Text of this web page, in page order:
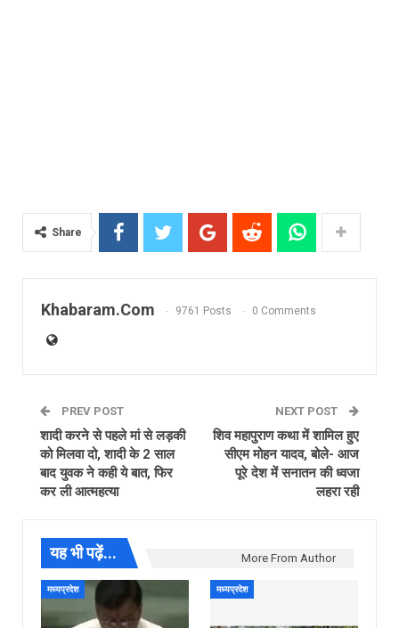
Share
Khabaram.Com 9761 Posts 0 Comments
PREV POST
शादी करने से पहले मां से लड़की
को मिलवा दो, शादी के 2 साल
बाद युवक ने कही ये बात, फिर
कर ली आत्महत्या
NEXT POST
शिव महापुराण कथा में शामिल हुए
सीएम मोहन यादव, बोले- आज
पूरे देश में सनातन की ध्वजा
लहरा रही
यह भी पढ़ें... More From Author
मध्यप्रदेश मध्यप्रदेश